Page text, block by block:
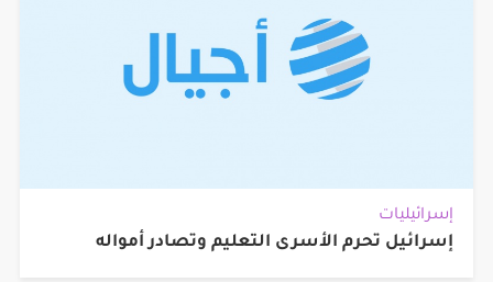
إسرائيليات
إسرائيل تحرم الأسرى التعليم وتصادر أمواله